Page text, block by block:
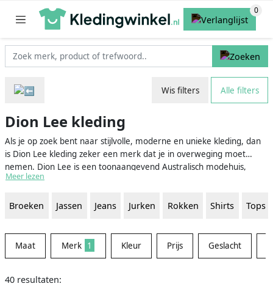
Wis filters Alle filters
Dion Lee kleding
Als je op zoek bent naar stijlvolle, moderne en unieke kleding, dan
is Dion Lee kleding zeker een merk dat je in overweging moet
nemen. Dion Lee is een toonaangevend Australisch modehuis,
bekend om zijn innovatieve ontwerpen en architectonische
speciale gelegenheid, een stijlvolle blouse voor op het werk, of een-
heeft het allemaal.
Meer lezen
Broeken Jassen Jeans Jurken Rokken Shirts Tops
Maat Merk 1 Kleur Prijs Geslacht
40 resultaten: